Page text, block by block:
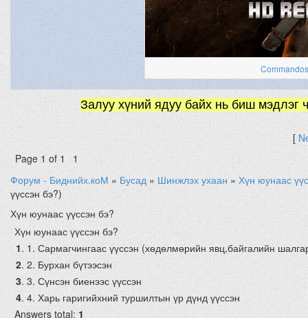
Залуу хүний ядуу байх нь биш мэдлэг
[
Page1of1 1
Форум - Биднийх.коМ » Бусад » Шинжлэх ухаан » Хүн юунаас
үүссэн бэ?)
Хүн юунаас үүссэн бэ?
Хүн юунаас үүссэн бэ?
1. 1. Сармагчингаас үүссэн (хөдөлмөрийн явц,байгалийн
2. 2. Бурхан бүтээсэн
3. 3. Сүнсэн биенээс үүссэн
4. 4. Харь гаригийхний туршилтын үр дүнд үүссэн
Answers total:1